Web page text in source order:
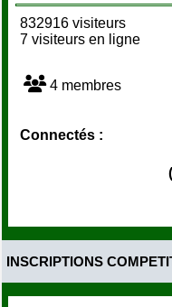
832916 visiteurs
7 visiteurs en ligne
4 membres
Connectés :
INSCRIPTIONS